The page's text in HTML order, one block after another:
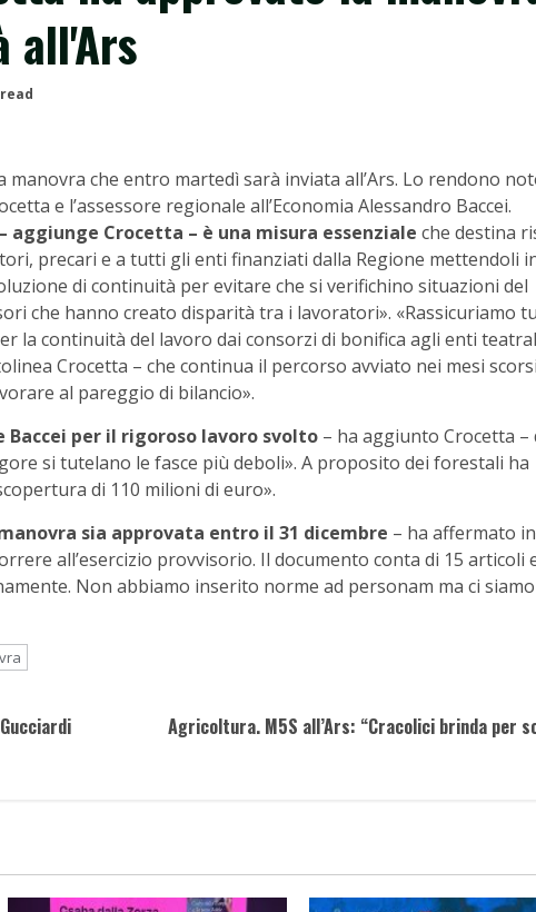
all'Ars
che entro martedì sarà inviata all’Ars. Lo rendono
e l’assessore regionale all’Economia Alessandro Baccei.
aggiunge Crocetta – è una misura essenziale che destina
precari e a tutti gli enti finanziati dalla Regione mettendoli
di continuità per evitare che si verifichino situazioni del
che hanno creato disparità tra i lavoratori». «Rassicuriamo
la continuità del lavoro dai consorzi di bonifica agli enti
Crocetta – che continua il percorso avviato nei mesi
al pareggio di bilancio».
Baccei per il rigoroso lavoro svolto – ha aggiunto Crocetta –
si tutelano le fasce più deboli». A proposito dei forestali ha
di 110 milioni di euro».
sia approvata entro il 31 dicembre – ha affermato
all’esercizio provvisorio. Il documento conta di 15 articoli
Non abbiamo inserito norme ad personam ma ci siamo
Agricoltura. M5S all’Ars: “Cracolici brinda per